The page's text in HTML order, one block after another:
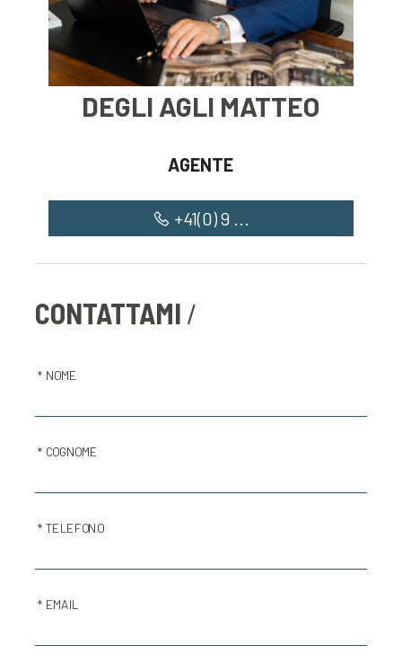
Ristoranti
Chiesa
Università
DEGLI AGLI MATTEO
AGENTE
+41(0) 9 ...
CONTATTAMI
* NOME
* COGNOME
* TELEFONO
* EMAIL